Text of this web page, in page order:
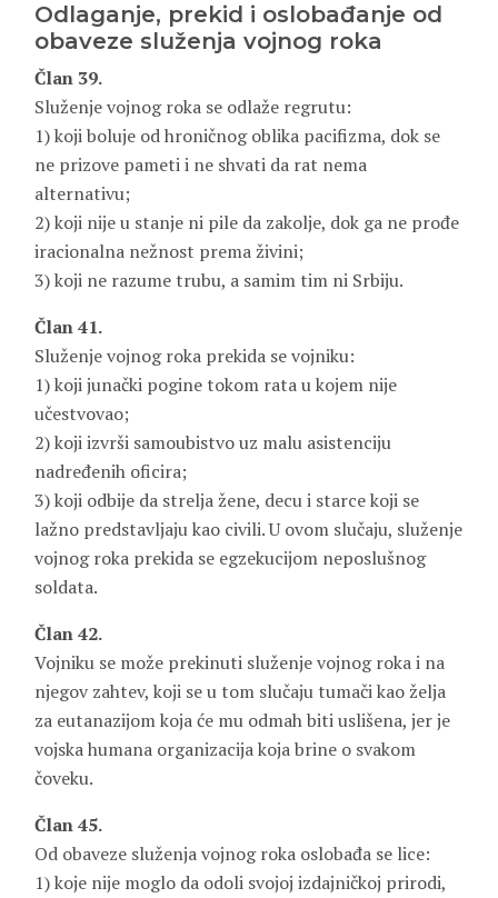
Odlaganje, prekid i oslobađanje od
obaveze služenja vojnog roka
Član 39.
Služenje vojnog roka se odlaže regrutu:
1) koji boluje od hroničnog oblika pacifizma, dok se
ne prizove pameti i ne shvati da rat nema
alternativu;
2) koji nije u stanje ni pile da zakolje, dok ga ne prođe
iracionalna nežnost prema živini;
3) koji ne razume trubu, a samim tim ni Srbiju.
Član 41.
Služenje vojnog roka prekida se vojniku:
1) koji junački pogine tokom rata u kojem nije
učestvovao;
2) koji izvrši samoubistvo uz malu asistenciju
nadređenih oficira;
3) koji odbije da strelja žene, decu i starce koji se
lažno predstavljaju kao civili. U ovom slučaju, služenje
vojnog roka prekida se egzekucijom neposlušnog
soldata.
Član 42.
Vojniku se može prekinuti služenje vojnog roka i na
njegov zahtev, koji se u tom slučaju tumači kao želja
za eutanazijom koja će mu odmah biti uslišena, jer je
vojska humana organizacija koja brine o svakom
čoveku.
Član 45.
Od obaveze služenja vojnog roka oslobađa se lice:
1) koje nije moglo da odoli svojoj izdajničkoj prirodi,